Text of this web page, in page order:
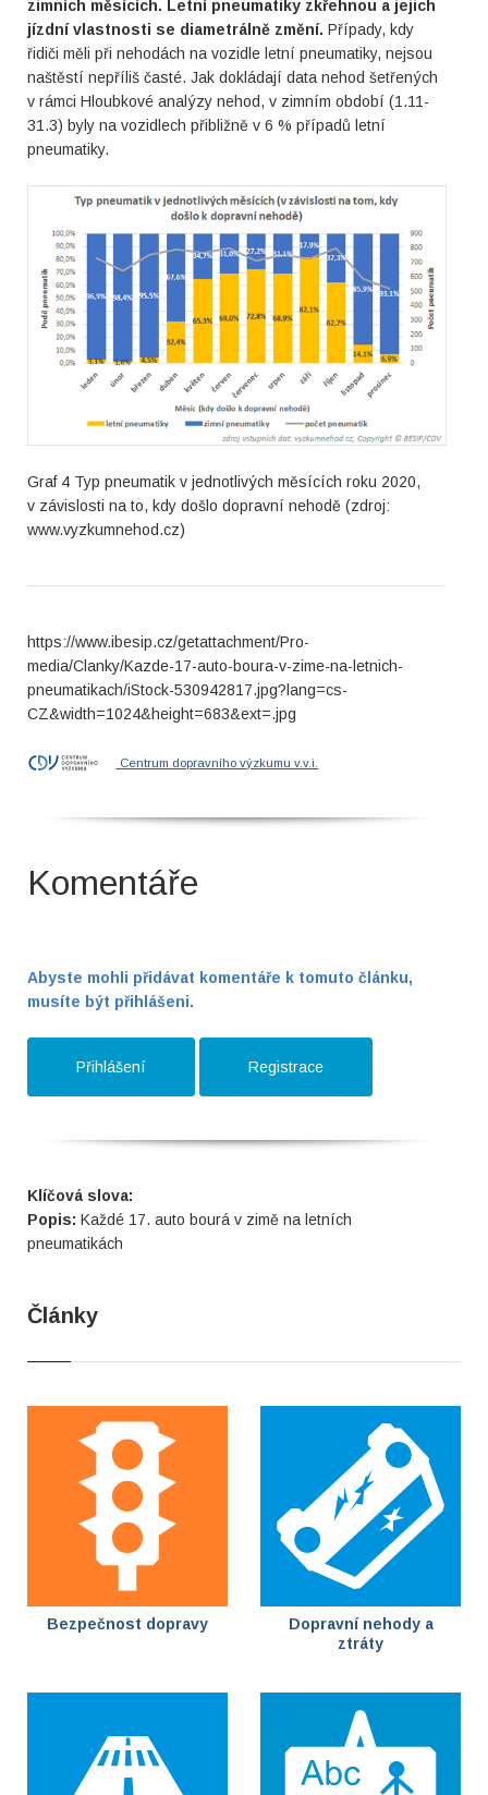
zimních měsících. Letní pneumatiky zkřehnou a jejich
jízdní vlastnosti se diametrálně změní. Případy, kdy
řidiči měli při nehodách na vozidle letní pneumatiky, nejsou
naštěstí nepříliš časté. Jak dokládají data nehod šetřených
v rámci Hloubkové analýzy nehod, v zimním období (1.11-
31.3) byly na vozidlech přibližně v 6 % případů letní
pneumatiky.
Graf 4 Typ pneumatik v jednotlivých měsících roku 2020,
v závislosti na to, kdy došlo dopravní nehodě (zdroj:
www.vyzkumnehod.cz)
https://www.ibesip.cz/getattachment/Pro-
media/Clanky/Kazde-17-auto-boura-v-zime-na-letnich-
pneumatikach/iStock-530942817.jpg?lang=cs-
CZ&width=1024&height=683&ext=.jpg
Centrum dopravního výzkumu v.v.i.
Komentáře
Abyste mohli přidávat komentáře k tomuto článku,
musíte být přihlášeni.
Přihlášení Registrace
Klíčová slova:
Popis: Každé 17. auto bourá v zimě na letních
pneumatikách
Články
Bezpečnost dopravy
Dopravní nehody a
ztráty